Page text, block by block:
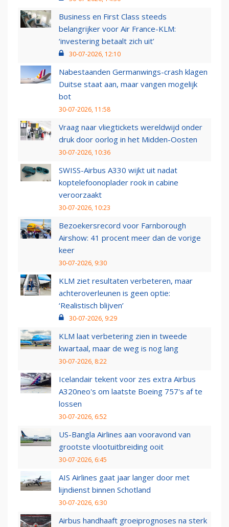
Business en First Class steeds
belangrijker voor Air France-KLM:
‘investering betaalt zich uit’
30-07-2026, 12:10
Nabestaanden Germanwings-crash klagen
Duitse staat aan, maar vangen mogelijk
bot
30-07-2026, 11:58
Vraag naar vliegtickets wereldwijd onder
druk door oorlog in het Midden-Oosten
30-07-2026, 10:36
SWISS-Airbus A330 wijkt uit nadat
koptelefoonoplader rook in cabine
veroorzaakt
30-07-2026, 10:23
Bezoekersrecord voor Farnborough
Airshow: 41 procent meer dan de vorige
keer
30-07-2026, 9:30
KLM ziet resultaten verbeteren, maar
achteroverleunen is geen optie:
‘Realistisch blijven’
30-07-2026, 9:29
KLM laat verbetering zien in tweede
kwartaal, maar de weg is nog lang
30-07-2026, 8:22
Icelandair tekent voor zes extra Airbus
A320neo's om laatste Boeing 757's af te
lossen
30-07-2026, 6:52
US-Bangla Airlines aan vooravond van
grootste vlootuitbreiding ooit
30-07-2026, 6:45
AIS Airlines gaat jaar langer door met
lijndienst binnen Schotland
30-07-2026, 6:30
Airbus handhaaft groeiprognoses na sterk